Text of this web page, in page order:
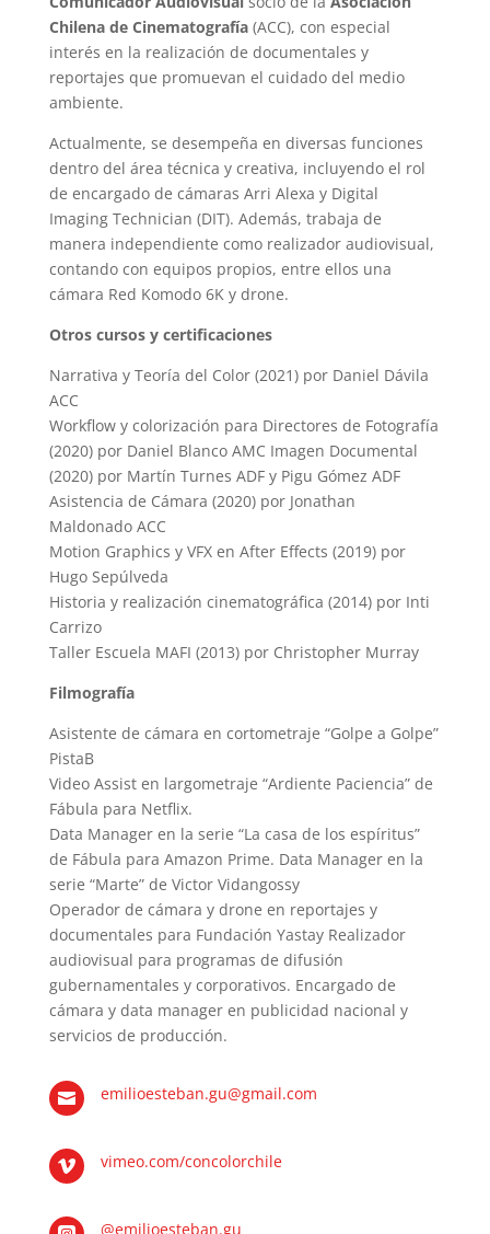
Chilena de Cinematografía (ACC), con especial
interés en la realización de documentales y
reportajes que promuevan el cuidado del medio
ambiente.
Actualmente, se desempeña en diversas funciones
dentro del área técnica y creativa, incluyendo el rol
de encargado de cámaras Arri Alexa y Digital
Imaging Technician (DIT). Además, trabaja de
manera independiente como realizador audiovisual,
contando con equipos propios, entre ellos una
cámara Red Komodo 6K y drone.
Otros cursos y certificaciones
Narrativa y Teoría del Color (2021) por Daniel Dávila
ACC
Workflow y colorización para Directores de Fotografía
(2020) por Daniel Blanco AMC Imagen Documental
(2020) por Martín Turnes ADF y Pigu Gómez ADF
Asistencia de Cámara (2020) por Jonathan
Maldonado ACC
Motion Graphics y VFX en After Effects (2019) por
Hugo Sepúlveda
Historia y realización cinematográfica (2014) por Inti
Carrizo
Taller Escuela MAFI (2013) por Christopher Murray
Filmografía
Asistente de cámara en cortometraje “Golpe a Golpe”
PistaB
Video Assist en largometraje “Ardiente Paciencia” de
Fábula para Netflix.
Data Manager en la serie “La casa de los espíritus”
de Fábula para Amazon Prime. Data Manager en la
serie “Marte” de Victor Vidangossy
Operador de cámara y drone en reportajes y
documentales para Fundación Yastay Realizador
audiovisual para programas de difusión
gubernamentales y corporativos. Encargado de
cámara y data manager en publicidad nacional y
servicios de producción.
 emilioesteban.gu@gmail.com
 vimeo.com/concolorchile
@emilioesteban.gu